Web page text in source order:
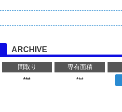
ARCHIVE
間取り 専有面積
*** ***